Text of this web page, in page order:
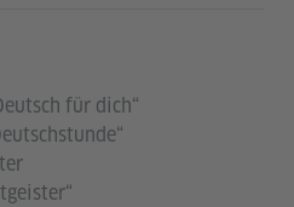
für dich“